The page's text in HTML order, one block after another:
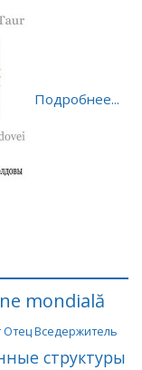
Подробнее...
mondială
Отец Вседержитель
структуры